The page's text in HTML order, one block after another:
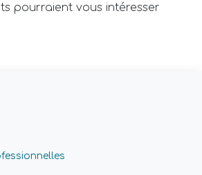
pourraient vous intéresser